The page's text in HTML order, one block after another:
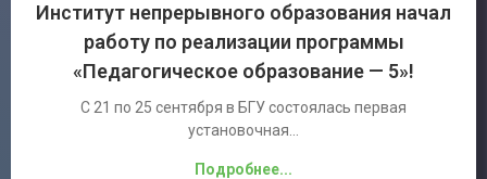
Институт непрерывного образования начал
работу по реализации программы
«Педагогическое образование — 5»!
С 21 по 25 сентября в БГУ состоялась первая
установочная…
Подробнее...